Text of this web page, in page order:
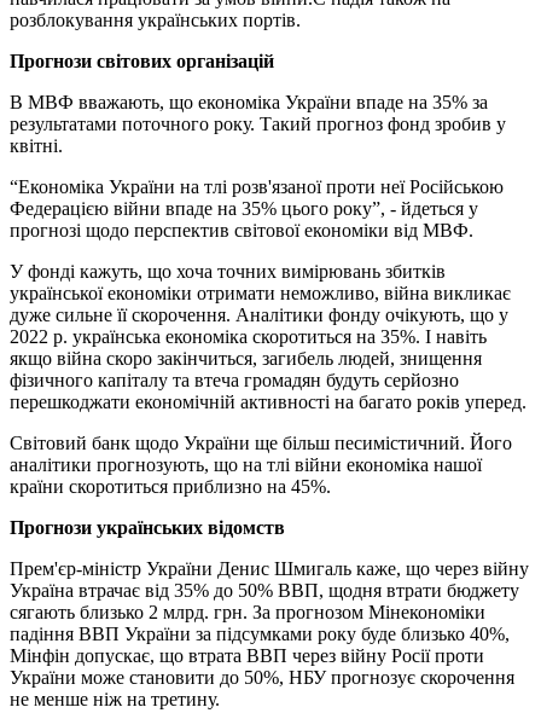
розблокування українських портів.
Прогнози світових організацій
В МВФ вважають, що економіка України впаде на 35% за
результатами поточного року. Такий прогноз фонд зробив у
квітні.
“Економіка України на тлі розв'язаної проти неї Російською
Федерацією війни впаде на 35% цього року”, - йдеться у
прогнозі щодо перспектив світової економіки від МВФ.
У фонді кажуть, що хоча точних вимірювань збитків
української економіки отримати неможливо, війна викликає
дуже сильне її скорочення. Аналітики фонду очікують, що у
2022 р. українська економіка скоротиться на 35%. І навіть
якщо війна скоро закінчиться, загибель людей, знищення
фізичного капіталу та втеча громадян будуть серйозно
перешкоджати економічній активності на багато років уперед.
Світовий банк щодо України ще більш песимістичний. Його
аналітики прогнозують, що на тлі війни економіка нашої
країни скоротиться приблизно на 45%.
Прогнози українських відомств
Прем'єр-міністр України Денис Шмигаль каже, що через війну
Україна втрачає від 35% до 50% ВВП, щодня втрати бюджету
сягають близько 2 млрд. грн. За прогнозом Мінекономіки
падіння ВВП України за підсумками року буде близько 40%,
Мінфін допускає, що втрата ВВП через війну Росії проти
України може становити до 50%, НБУ прогнозує скорочення
не менше ніж на третину.